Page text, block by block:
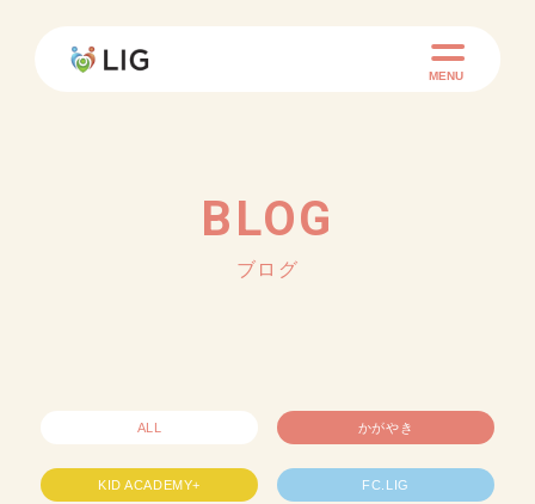
MENU
BLOG
ブログ
ALL かがやき
KID ACADEMY+ FC.LIG